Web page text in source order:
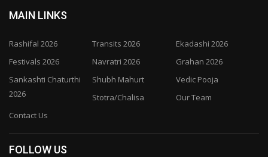
MAIN LINKS
Rashifal 2026 Transits 2026
Ekadashi 2026
Festivals 2026
Navratri 2026
Grahan 2026
Sankashti Chaturthi
2026
Shubh Mahurt
Vedic Pooja
Stotra/Chalisa
Our Team
Contact Us
FOLLOW US